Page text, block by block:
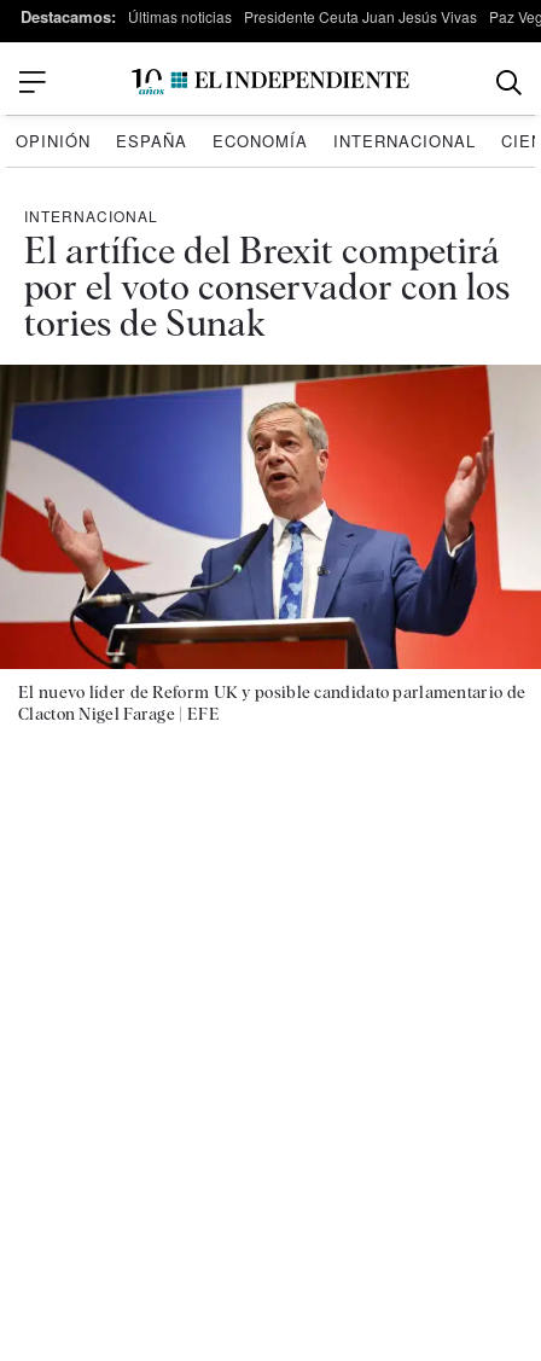
Destacamos: Últimas noticias Presidente Ceuta Juan Jesús Vivas Paz
OPINIÓN ESPAÑA ECONOMÍA INTERNACIONAL
INTERNACIONAL
El artífice del Brexit competirá
por el voto conservador con los
tories de Sunak
El nuevo líder de Reform UK y posible candidato parlamentario de
Clacton Nigel Farage | EFE